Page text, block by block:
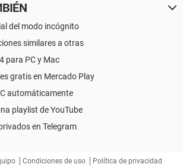
del modo incógnito
similares a otras
para PC y Mac
gratis en Mercado Play
automáticamente
playlist de YouTube
en Telegram
Condiciones de uso Política de privacidad